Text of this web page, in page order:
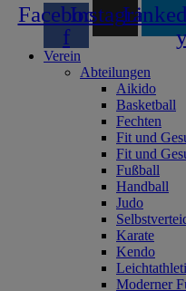
Facebook-
f
Instagram
Verein
Abteilungen
Aikido
Basketball
Fechten
Fit und
Fit und
Fußball
Handball
Judo
Karate
Kendo
Moderner